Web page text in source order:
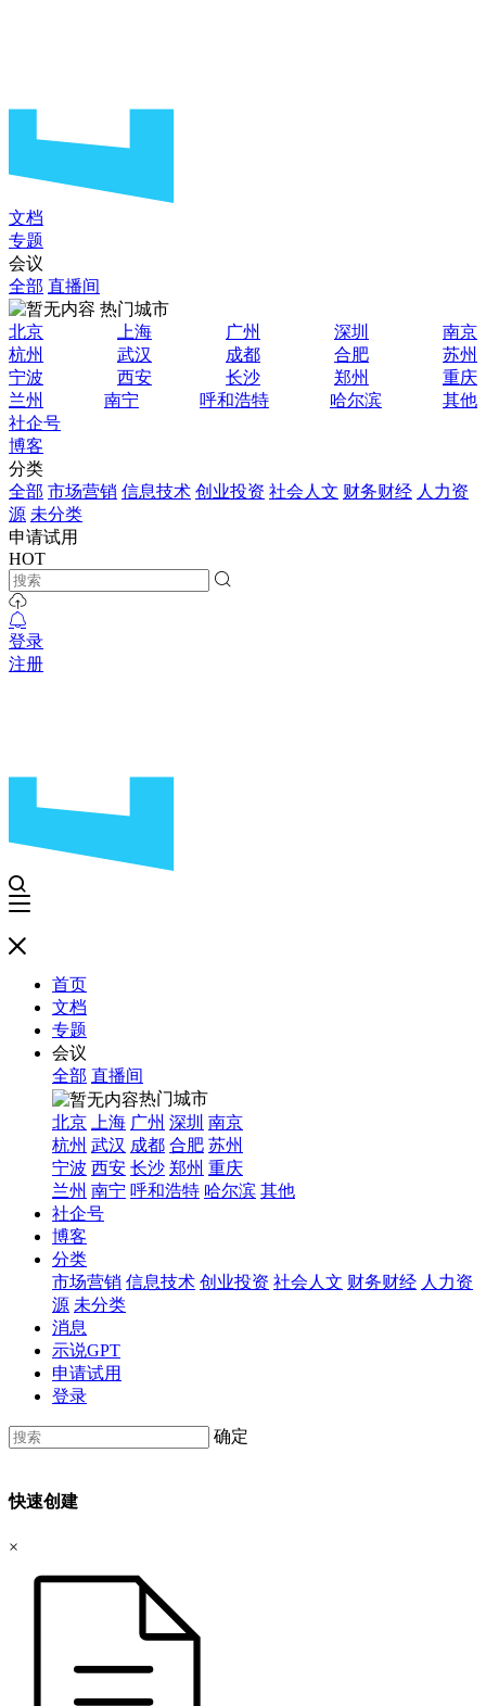
文档
专题
会议
全部 直播间
热门城市
北京
上海 广州 深圳
南京
杭州
武汉 成都 合肥
苏州
宁波
西安 长沙 郑州
重庆
兰州
南宁 呼和浩特 哈尔滨
其他
社企号
博客
分类
全部 市场营销 信息技术 创业投资 社会人文 财务财经 人力资
源 未分类
申请试用
HOT
登录
注册
首页
文档
专题
会议
全部 直播间
热门城市
北京
上海 广州 深圳 南京
杭州 武汉 成都 合肥 苏州
宁波 西安 长沙 郑州 重庆
兰州 南宁 呼和浩特 哈尔滨 其他
社企号
博客
分类
市场营销 信息技术 创业投资 社会人文 财务财经 人力资
源 未分类
消息
示说GPT
申请试用
登录
确定
快速创建
×